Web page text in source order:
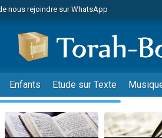
nous rejoindre sur WhatsApp
dans Torah-Box Music
de faire un don pour Tsédaka : pauvres
de faire un don pour Diane, 80 ans, dans
: Visions de grandeur n°104 : Le Chabbath et
de demander une bénédiction
de faire un don pour Sauvez la jambe de
Enfants Etude sur Texte